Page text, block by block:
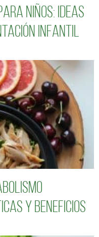
niños: Ideas
infantil
y beneficios